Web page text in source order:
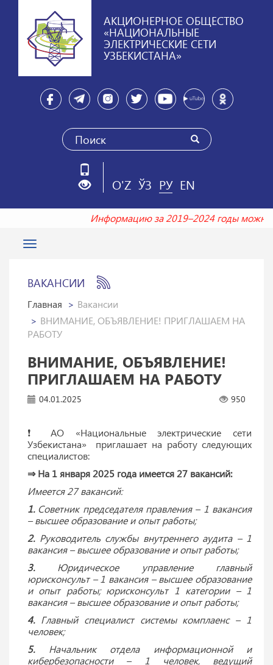
АКЦИОНЕРНОЕ ОБЩЕСТВО
«НАЦИОНАЛЬНЫЕ
ЭЛЕКТРИЧЕСКИЕ СЕТИ
УЗБЕКИСТАНА»
O'Z ЎЗ РУ EN
Информацию за 2019–2024 годы
Toggle
ВАКАНСИИ
Главная
Вакансии
ВНИМАНИЕ, ОБЪЯВЛЕНИЕ! ПРИГЛАШАЕМ НА
РАБОТУ
ВНИМАНИЕ, ОБЪЯВЛЕНИЕ!
ПРИГЛАШАЕМ НА РАБОТУ
04.01.2025 950
❗️ АО «Национальные электрические сети
Узбекистана» приглашает на работу следующих
специалистов:
⇒ На 1 января 2025 года имеется 27 вакансий:
Имеется 27 вакансий:
1.Советник председателя правления – 1 вакансия
– высшее образование и опыт работы;
2. Руководитель службы внутреннего аудита – 1
вакансия – высшее образование и опыт работы;
3.Юридическое управление главный
юрисконсульт – 1 вакансия – высшее образование
и опыт работы; юрисконсульт 1 категории – 1
вакансия – высшее образование и опыт работы;
4. Главный специалист системы комплаенс – 1
человек;
5. Начальник отдела информационной и
кибербезопасности – 1 человек, ведущий